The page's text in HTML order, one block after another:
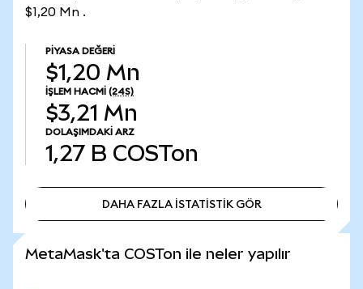
$1,20 Mn .
PIYASA DEĞERI
$1,20 Mn
İŞLEM HACMI (24S)
$3,21 Mn
DOLAŞIMDAKI ARZ
1,27 B COSTon
DAHA FAZLA İSTATİSTİK GÖR
MetaMask'ta COSTon ile neler yapılır